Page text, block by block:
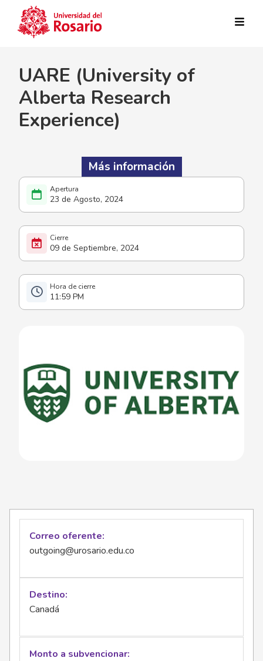
23 de Agosto, 2024
09 de Septiembre, 2024
11:59 PM
UARE (University of
Alberta Research
Experience)
Más información
Correo oferente
outgoing@urosario.edu.co
Destino
Canadá
Monto a subvencionar